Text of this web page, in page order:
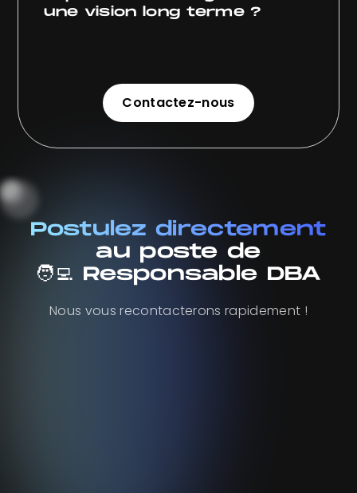
une vision long terme ?
Contactez-nous
Contactez-nous
Postulez directement
au poste de
🧑‍💻 Responsable DBA
Nous vous recontacterons rapidement !